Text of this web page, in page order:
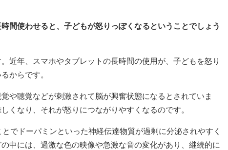
間使わせると、子どもが怒りっぽくなるということでしょう
近年、スマホやタブレットの長時間の使用が、子どもを怒り
からです。
や聴覚などが刺激されて脳が興奮状態になるとされていま
くなり、それが怒りにつながりやすくなるのです。
でドーパミンといった神経伝達物質が過剰に分泌されやすく
中には、過激な色の映像や急激な音の変化があり、継続的に